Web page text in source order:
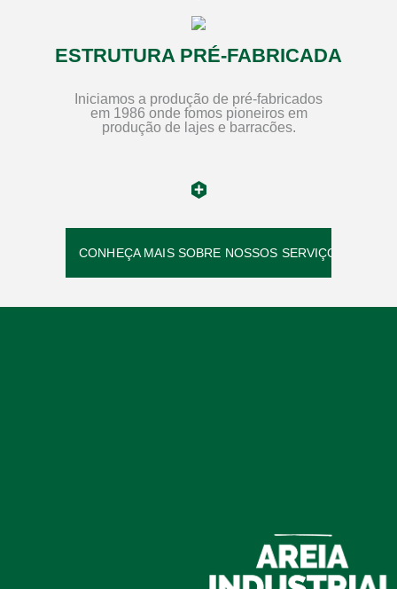
ESTRUTURA PRÉ-FABRICADA
Iniciamos a produção de pré-fabricados
em 1986 onde fomos pioneiros em
produção de lajes e barracões.
CONHEÇA MAIS SOBRE NOSSOS SERVIÇOS